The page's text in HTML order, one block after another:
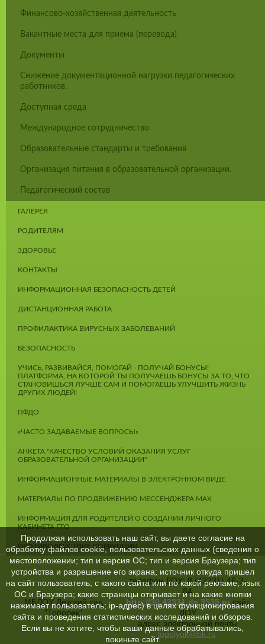
Финансово-хозяйственная деятельность
Вакантные места для приема (перевода)
Документы
Снижение документационной нагрузки педагогических
работников.
Доступная среда
Международное сотрудничество
Образовательные стандарты и требования
Организация питания в образовательной организации.
Педагогический состав
ГАЛЕРЕЯ
РОДИТЕЛЯМ
ЗДОРОВЬЕ
КОНТАКТЫ
ИНФОРМАЦИОННАЯ БЕЗОПАСНОСТЬ ДЕТЕЙ
ДИСТАНЦИОННАЯ РАБОТА
ПРОФИЛАКТИКА ВИРУСНЫХ ЗАБОЛЕВАНИЙ
БЕЗОПАСНОСТЬ
УЧИСЬ, РАЗВИВАЙСЯ, ПОМОГАЙ - ПОЛУЧАЙ БОНУСЫ!
ПЛАТФОРМА, НА КОТОРОЙ ТЫ ПОЛУЧАЕШЬ БОНУСЫ ЗА ТО, ЧТО
СТАНОВИШЬСЯ ЛУЧШЕ САМ И ПОМОГАЕШЬ УЛУЧШИТЬ ЖИЗНЬ
ДРУГИХ ЛЮДЕЙ!
ПФДО
«ЧАСТО ЗАДАВАЕМЫЕ ВОПРОСЫ»
АНКЕТА "КАЧЕСТВО УСЛОВИЙ ОКАЗАНИЯ УСЛУГ
ОБРАЗОВАТЕЛЬНОЙ ОРГАНИЗАЦИИ"
ИНФОРМАЦИОННЫЕ МАТЕРИАЛЫ В ЭЛЕКТРОННОМ ВИДЕ
МАТЕРИАЛЫ ПО ПРОДВИЖЕНИЮ МЕССЕНДЖЕРА MAX
ИНФОРМАЦИЯ ДЛЯ РОДИТЕЛЕЙ О СОЗДАНИИ ЛИЧНОГО
КАБИНЕТА ГТО
ПРОТИВОДЕЙСТВИЕ КОРРУПЦИИ
МБДОУ Детский сад
"Тополек"
телефон ДОУ: 8 (42331) 46-3-
84
http://30.42331.ds.3535.ru сайт
ДОУ
адрес электронной почты
topolyok@bk.ru
Продолжая использовать наш сайт, вы даете согласие на
обработку файлов cookie, пользовательских данных (сведения о
местоположении; тип и версия ОС; тип и версия Браузера; тип
устройства и разрешение его экрана; источник откуда пришел
на сайт пользователь; с какого сайта или по какой рекламе; язык
ОС и Браузера; какие страницы открывает и на какие кнопки
нажимает пользователь; ip-адрес) в целях функционирования
сайта и проведения статистических исследований и обзоров.
Если вы не хотите, чтобы ваши данные обрабатывались,
покиньте сайт.